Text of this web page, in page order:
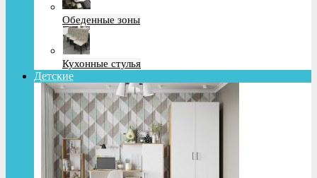
Обеденные зоны
Кухонные стулья
Детские